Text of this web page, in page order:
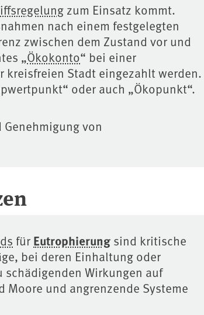
zum Einsatz kommt.
nach einem festgelegten
zwischen dem Zustand vor und
„Ökokonto“ bei einer
kreisfreien Stadt eingezahlt werden.
oder auch „Ökopunkt“.
von
für Eutrophierung sind kritische
bei deren Einhaltung oder
Wirkungen auf
und angrenzende Systeme